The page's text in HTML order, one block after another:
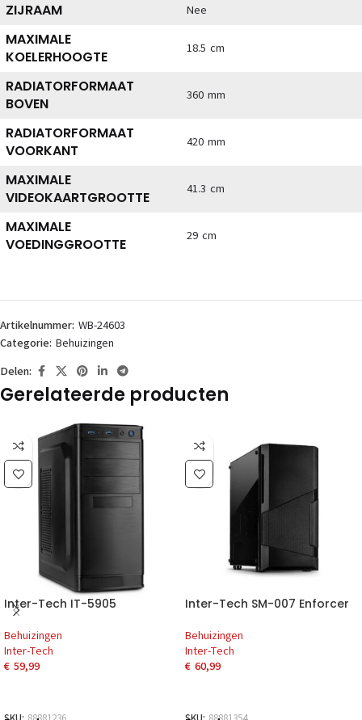
ZIJRAAM Nee
MAXIMALE
KOELERHOOGTE
18.5 cm
RADIATORFORMAAT
BOVEN
360 mm
RADIATORFORMAAT
VOORKANT
420 mm
MAXIMALE
VIDEOKAARTGROOTTE
41.3 cm
MAXIMALE
VOEDINGGROOTTE
29 cm
Artikelnummer: WB-24603
Categorie: Behuizingen
Delen:
Gerelateerde producten
Inter-Tech IT-5905
Behuizingen
Inter-Tech
€ 59,99
Inter-Tech SM-007 Enforcer
Behuizingen
Inter-Tech
€ 60,99